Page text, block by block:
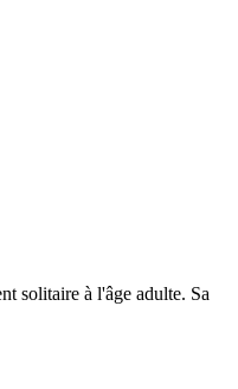
solitaire à l'âge adulte. Sa